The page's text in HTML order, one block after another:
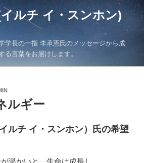
ルチ イ・スンホン)
学長の一指 李承憲氏のメッセージから成
る言葉をお届けします。
ルギー
ルチ イ・スンホン）氏の希望
温かいと、生命は成長し